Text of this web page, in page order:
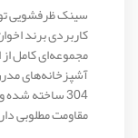
کاربردی برند
مجموعه‌ای کامل
آشپزخانه‌های
304 ساخته
مقاومت مطلوبی